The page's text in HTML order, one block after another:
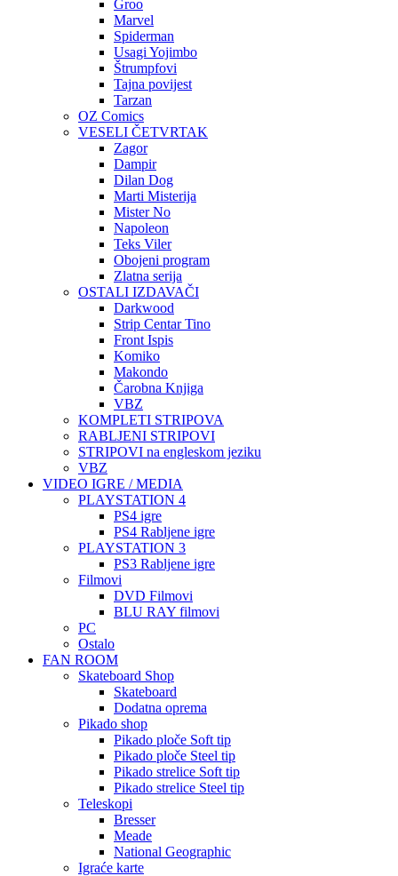
Groo
Marvel
Spiderman
Usagi Yojimbo
Štrumpfovi
Tajna povijest
Tarzan
OZ Comics
VESELI ČETVRTAK
Zagor
Dampir
Dilan Dog
Marti Misterija
Mister No
Napoleon
Teks Viler
Obojeni program
Zlatna serija
OSTALI IZDAVAČI
Darkwood
Strip Centar Tino
Front Ispis
Komiko
Makondo
Čarobna Knjiga
VBZ
KOMPLETI STRIPOVA
RABLJENI STRIPOVI
STRIPOVI na engleskom jeziku
VBZ
VIDEO IGRE / MEDIA
PLAYSTATION 4
PS4 igre
PS4 Rabljene igre
PLAYSTATION 3
PS3 Rabljene igre
Filmovi
DVD Filmovi
BLU RAY filmovi
PC
Ostalo
FAN ROOM
Skateboard Shop
Skateboard
Dodatna oprema
Pikado shop
Pikado ploče Soft tip
Pikado ploče Steel tip
Pikado strelice Soft tip
Pikado strelice Steel tip
Teleskopi
Bresser
Meade
National Geographic
Igraće karte